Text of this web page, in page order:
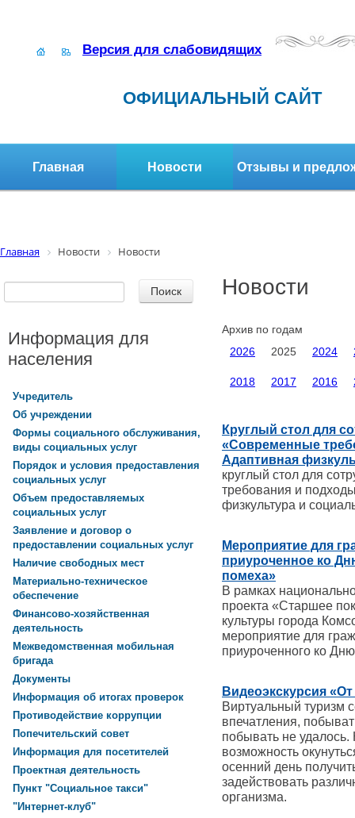
Версия для слабовидящих
ОФИЦИАЛЬНЫЙ САЙТ
Главная Новости Отзывы и
Главная Новости Новости
Новости
Архив по годам
2026
2025 2024
2018 2017 2016
Круглый стол для
«Современные
Адаптивная
круглый стол для
требования и
физкультура и
Мероприятие для
приуроченное ко
помеха»
В рамках
проекта «Старшее
культуры города
мероприятие для
приуроченного ко
Видеоэкскурсия
Виртуальный туризм
впечатления,
побывать не
возможность
осенний день
задействовать
организма.
Информация для
населения
Учредитель
Об учреждении
Формы социального обслуживания,
виды социальных услуг
Порядок и условия предоставления
социальных услуг
Объем предоставляемых
социальных услуг
Заявление и договор о
предоставлении социальных услуг
Наличие свободных мест
Материально-техническое
обеспечение
Финансово-хозяйственная
деятельность
Межведомственная мобильная
бригада
Документы
Информация об итогах проверок
Противодействие коррупции
Попечительский совет
Информация для посетителей
Проектная деятельность
Пункт "Социальное такси"
"Интернет-клуб"